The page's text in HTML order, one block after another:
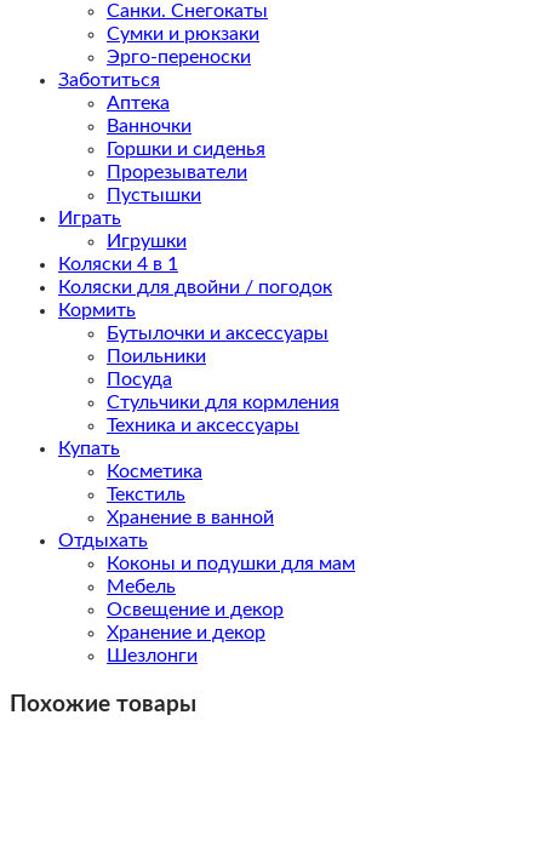
Санки. Снегокаты
Сумки и рюкзаки
Эрго-переноски
Заботиться
Аптека
Ванночки
Горшки и сиденья
Прорезыватели
Пустышки
Играть
Игрушки
Коляски 4 в 1
Коляски для двойни / погодок
Кормить
Бутылочки и аксессуары
Поильники
Посуда
Стульчики для кормления
Техника и аксессуары
Купать
Косметика
Текстиль
Хранение в ванной
Отдыхать
Коконы и подушки для мам
Мебель
Освещение и декор
Хранение и декор
Шезлонги
Похожие товары